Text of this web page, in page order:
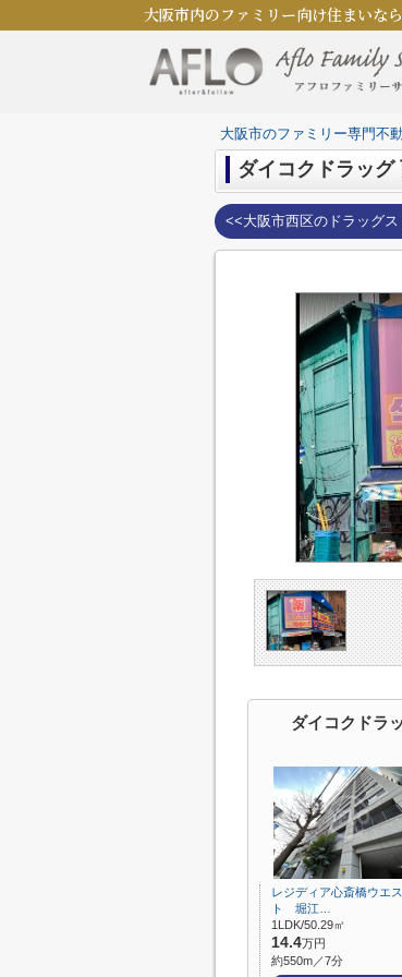
大阪市内のファミリー向け住まいな
大阪市のファミリー専門不
ダイコクドラッグ
<<大阪市西区のドラッグ
ダイコクドラ
レジディア心斎橋ウエス
ト 堀江…
1LDK/50.29㎡
14.4万円
約550m／7分